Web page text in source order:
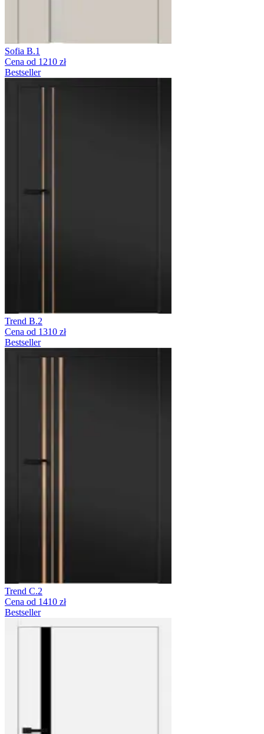
Sofia B.1
Cena od 1210 zł
Bestseller
Trend B.2
Cena od 1310 zł
Bestseller
Trend C.2
Cena od 1410 zł
Bestseller